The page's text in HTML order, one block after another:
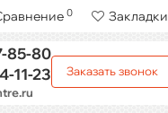
0 Закладки
85-80
11-23 Заказать звонок